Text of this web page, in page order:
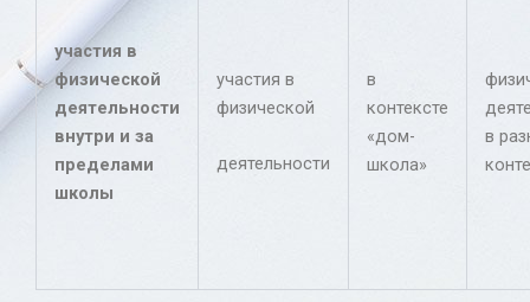
участия в
физической
деятельности
внутри и за
пределами
школы
участия в
физической
деятельности
в
контексте
«дом-
школа»
в